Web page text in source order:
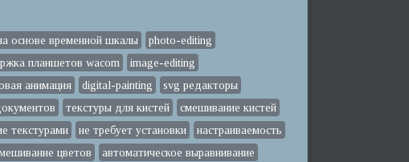
основе временной шкалы
photo-editing
планшетов wacom
image-editing
анимация digital-painting
svg редакторы
текстуры для кистей
смешивание кистей
текстурами не требует установки
настраиваемость
цветов автоматическое выравнивание